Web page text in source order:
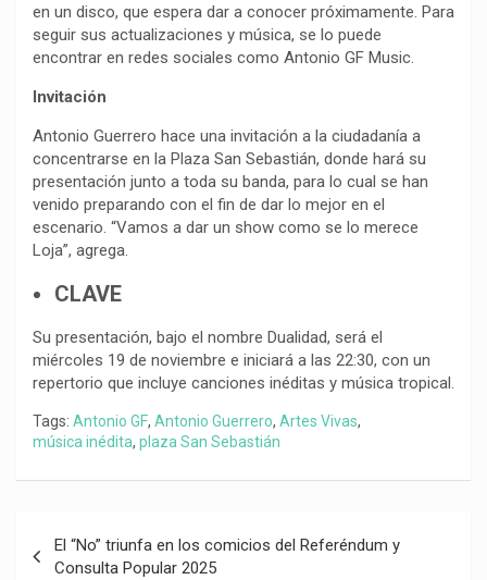
en un disco, que espera dar a conocer próximamente. Para
seguir sus actualizaciones y música, se lo puede
encontrar en redes sociales como Antonio GF Music.
Invitación
Antonio Guerrero hace una invitación a la ciudadanía a
concentrarse en la Plaza San Sebastián, donde hará su
presentación junto a toda su banda, para lo cual se han
venido preparando con el fin de dar lo mejor en el
escenario. “Vamos a dar un show como se lo merece
Loja”, agrega.
CLAVE
Su presentación, bajo el nombre Dualidad, será el
miércoles 19 de noviembre e iniciará a las 22:30, con un
repertorio que incluye canciones inéditas y música tropical.
Tags: Antonio GF, Antonio Guerrero, Artes Vivas,
música inédita, plaza San Sebastián
de
El “No” triunfa en los comicios del Referéndum y
Consulta Popular 2025